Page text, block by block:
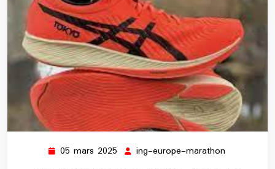
05 mars 2025 05 ing-europe-marathon